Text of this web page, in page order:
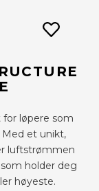
løpere som
Med et unikt,
luftstrømmen
holder deg
høyeste.